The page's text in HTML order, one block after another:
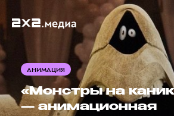
АНИМАЦИЯ
«Монстры на
— анимационная